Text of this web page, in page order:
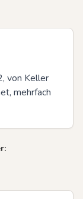
von Keller
mehrfach